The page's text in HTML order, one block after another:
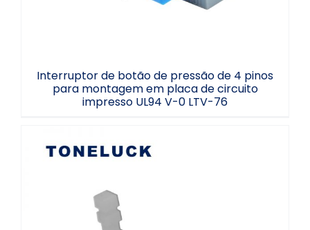
Interruptor de botão de pressão de 4 pinos
para montagem em placa de circuito
impresso UL94 V-0 LTV-76